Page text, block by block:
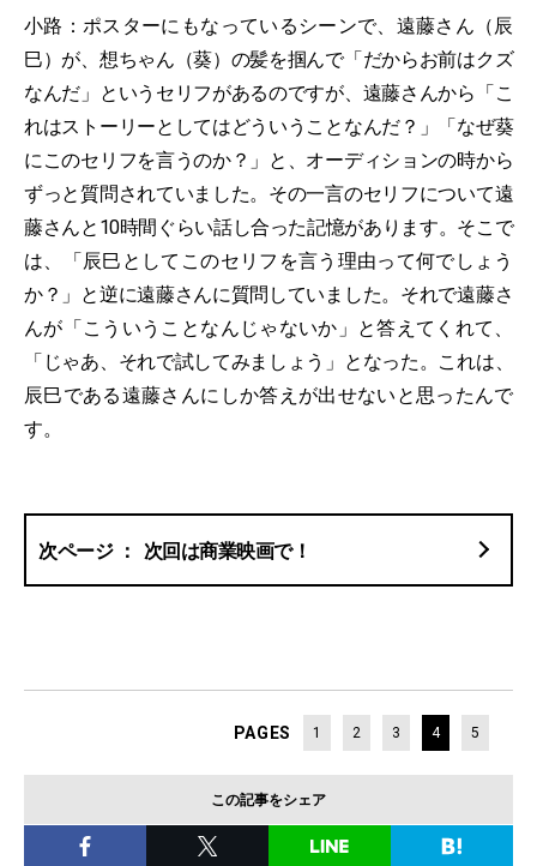
小路：ポスターにもなっているシーンで、遠藤さん（辰
巳）が、想ちゃん（葵）の髪を掴んで「だからお前はクズ
なんだ」というセリフがあるのですが、遠藤さんから「こ
れはストーリーとしてはどういうことなんだ？」「なぜ葵
にこのセリフを言うのか？」と、オーディションの時から
ずっと質問されていました。その一言のセリフについて遠
藤さんと10時間ぐらい話し合った記憶があります。そこで
は、「辰巳としてこのセリフを言う理由って何でしょう
か？」と逆に遠藤さんに質問していました。それで遠藤さ
んが「こういうことなんじゃないか」と答えてくれて、
「じゃあ、それで試してみましょう」となった。これは、
辰巳である遠藤さんにしか答えが出せないと思ったんで
す。
次回は商業映画で！
PAGES 1 2 3 4 5
この記事をシェア